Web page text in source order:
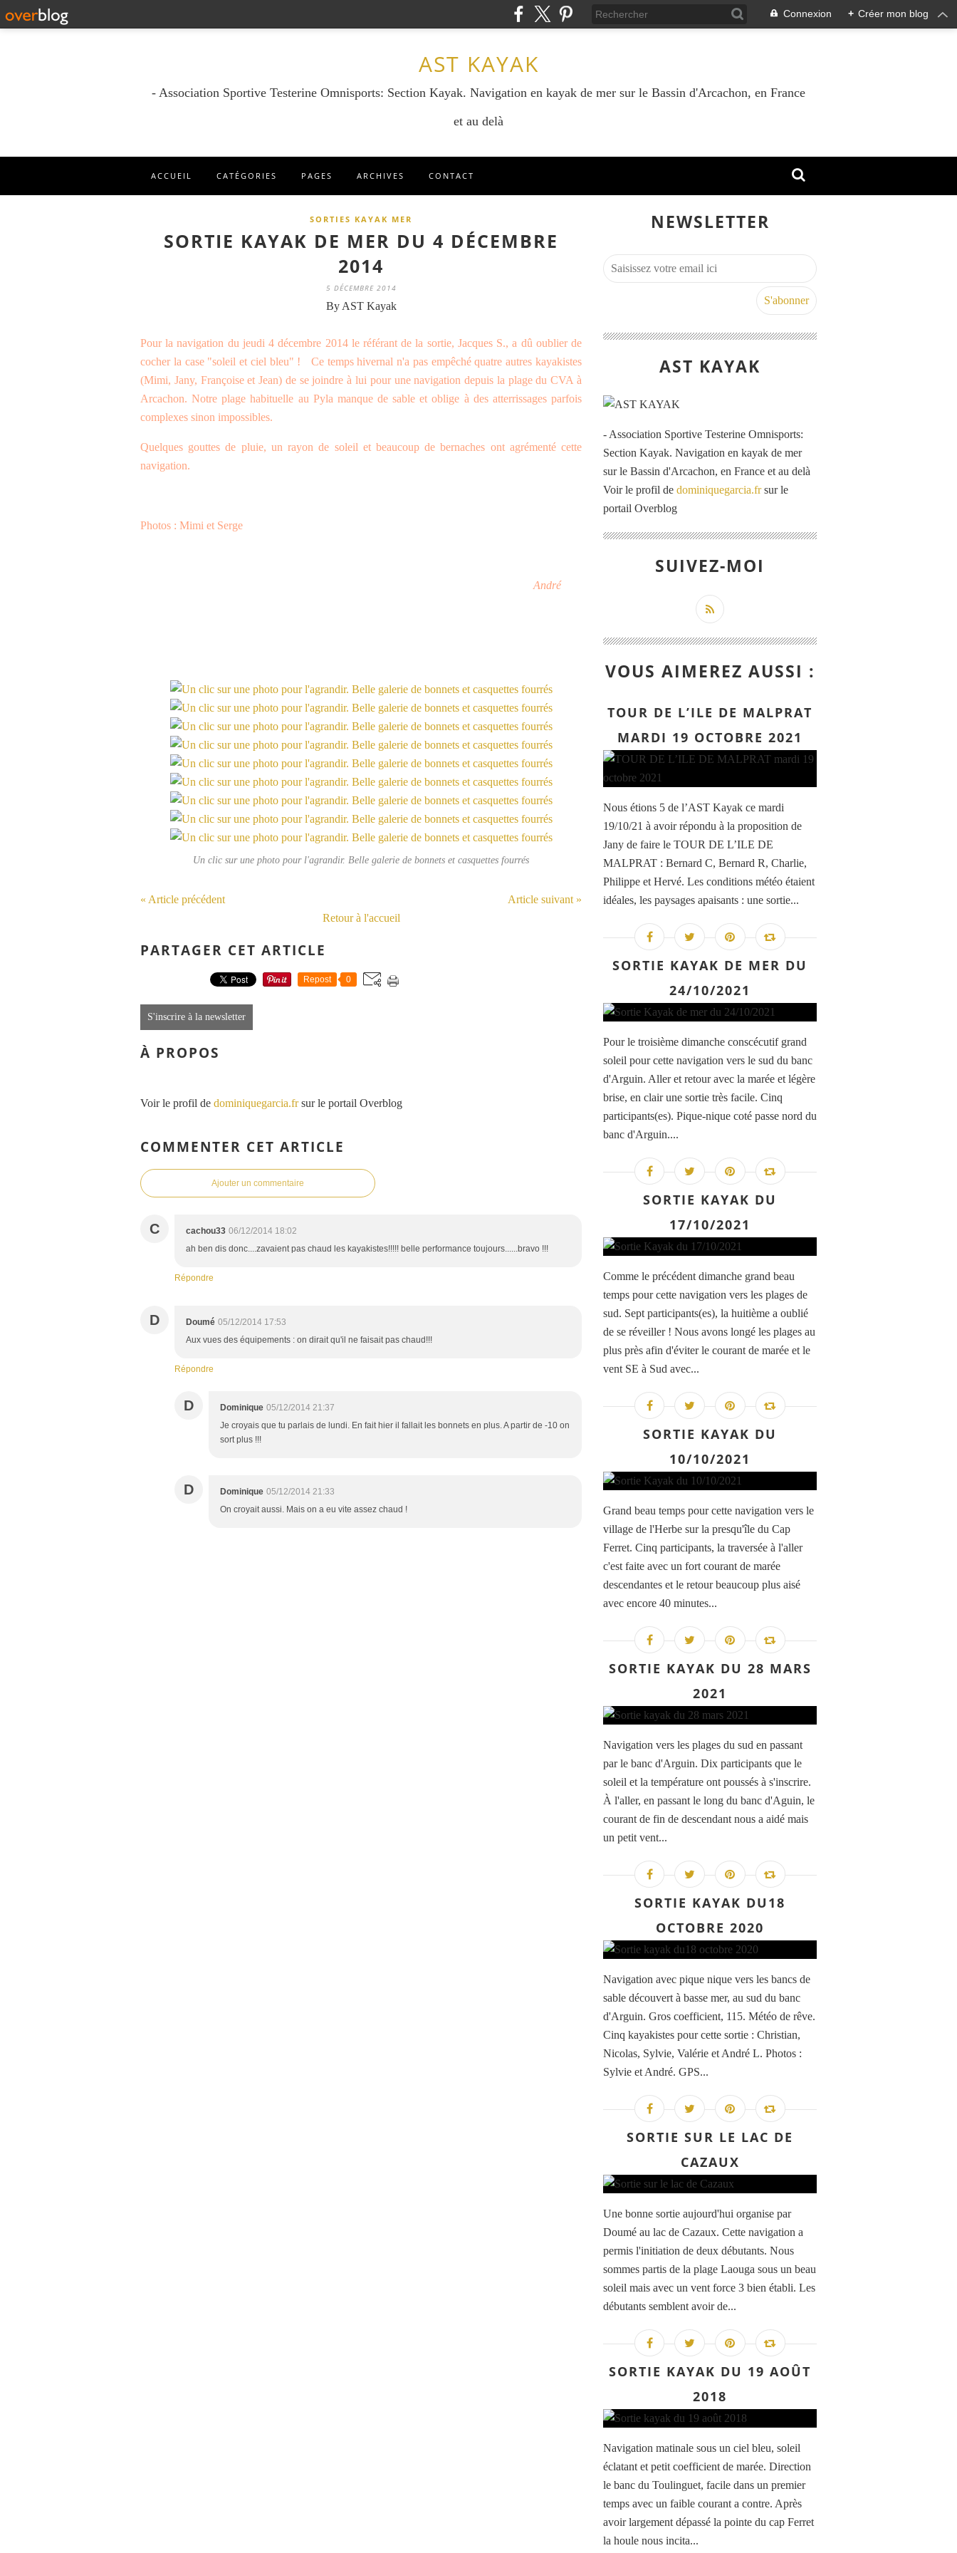
Connexion + Créer mon blog
AST KAYAK
- Association Sportive Testerine Omnisports: Section Kayak. Navigation en kayak de mer sur le Bassin d'Arcachon, en France
et au delà
ACCUEIL CATÉGORIES PAGES ARCHIVES CONTACT
SORTIES KAYAK MER
SORTIE KAYAK DE MER DU 4 DÉCEMBRE
2014
5 DÉCEMBRE 2014
By AST Kayak
Pour la navigation du jeudi 4 décembre 2014 le référant de la sortie, Jacques S., a dû oublier de
cocher la case "soleil et ciel bleu" ! Ce temps hivernal n'a pas empêché quatre autres kayakistes
(Mimi, Jany, Françoise et Jean) de se joindre à lui pour une navigation depuis la plage du CVA à
Arcachon. Notre plage habituelle au Pyla manque de sable et oblige à des atterrissages parfois
complexes sinon impossibles.
Quelques gouttes de pluie, un rayon de soleil et beaucoup de bernaches ont agrémenté cette
navigation.
Photos : Mimi et Serge
André
Un clic sur une photo pour l'agrandir. Belle galerie de bonnets et casquettes fourrés
« Article précédent
Article suivant »
Retour à l'accueil
PARTAGER CET ARTICLE
Repost 0
S'inscrire à la newsletter
À PROPOS
Voir le profil de dominiquegarcia.frsur le portail Overblog
COMMENTER CET ARTICLE
Ajouter un commentaire
C cachou33 06/12/2014 18:02
ah ben dis donc....zavaient pas chaud les kayakistes!!!!! belle performance toujours......bravo !!!
Répondre
D Doumé 05/12/2014 17:53
Aux vues des équipements : on dirait qu'il ne faisait pas chaud!!!
Répondre
D Dominique 05/12/2014 21:37
Je croyais que tu parlais de lundi. En fait hier il fallait les bonnets en plus. A partir de -10 on
sort plus !!!
D Dominique 05/12/2014 21:33
On croyait aussi. Mais on a eu vite assez chaud !
NEWSLETTER
AST KAYAK
- Association Sportive Testerine Omnisports:
Section Kayak. Navigation en kayak de mer
sur le Bassin d'Arcachon, en France et au delà
Voir le profil de dominiquegarcia.frsur le
portail Overblog
SUIVEZ-MOI
VOUS AIMEREZ AUSSI :
TOUR DE L’ILE DE MALPRAT
MARDI 19 OCTOBRE 2021
Nous étions 5 de l’AST Kayak ce mardi
19/10/21 à avoir répondu à la proposition de
Jany de faire le TOUR DE L’ILE DE
MALPRAT : Bernard C, Bernard R, Charlie,
Philippe et Hervé. Les conditions météo étaient
idéales, les paysages apaisants : une sortie...
SORTIE KAYAK DE MER DU
24/10/2021
Pour le troisième dimanche conscécutif grand
soleil pour cette navigation vers le sud du banc
d'Arguin. Aller et retour avec la marée et légère
brise, en clair une sortie très facile. Cinq
participants(es). Pique-nique coté passe nord du
banc d'Arguin....
SORTIE KAYAK DU
17/10/2021
Comme le précédent dimanche grand beau
temps pour cette navigation vers les plages de
sud. Sept participants(es), la huitième a oublié
de se réveiller ! Nous avons longé les plages au
plus près afin d'éviter le courant de marée et le
vent SE à Sud avec...
SORTIE KAYAK DU
10/10/2021
Grand beau temps pour cette navigation vers le
village de l'Herbe sur la presqu'île du Cap
Ferret. Cinq participants, la traversée à l'aller
c'est faite avec un fort courant de marée
descendantes et le retour beaucoup plus aisé
avec encore 40 minutes...
SORTIE KAYAK DU 28 MARS
2021
Navigation vers les plages du sud en passant
par le banc d'Arguin. Dix participants que le
soleil et la température ont poussés à s'inscrire.
À l'aller, en passant le long du banc d'Aguin, le
courant de fin de descendant nous a aidé mais
un petit vent...
SORTIE KAYAK DU18
OCTOBRE 2020
Navigation avec pique nique vers les bancs de
sable découvert à basse mer, au sud du banc
d'Arguin. Gros coefficient, 115. Météo de rêve.
Cinq kayakistes pour cette sortie : Christian,
Nicolas, Sylvie, Valérie et André L. Photos :
Sylvie et André. GPS...
SORTIE SUR LE LAC DE
CAZAUX
Une bonne sortie aujourd'hui organise par
Doumé au lac de Cazaux. Cette navigation a
permis l'initiation de deux débutants. Nous
sommes partis de la plage Laouga sous un beau
soleil mais avec un vent force 3 bien établi. Les
débutants semblent avoir de...
SORTIE KAYAK DU 19 AOÛT
2018
Navigation matinale sous un ciel bleu, soleil
éclatant et petit coefficient de marée. Direction
le banc du Toulinguet, facile dans un premier
temps avec un faible courant a contre. Après
avoir largement dépassé la pointe du cap Ferret
la houle nous incita...